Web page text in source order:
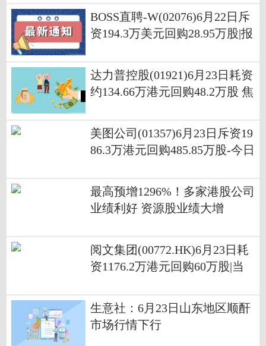
BOSS直聘-W(02076)6月22日斥
资194.3万美元回购28.95万股|报
达力普控股(01921)6月23日耗资
约134.66万港元回购48.2万股 焦
美图公司(01357)6月23日斥资19
86.3万港元回购485.85万股-今日
最高预增1296%！多家港股公司
业绩利好 资源股业绩大增
阅文集团(00772.HK)6月23日耗
资1176.2万港元回购60万股|当
生意社：6月23日山东地区顺酐
市场行情下行